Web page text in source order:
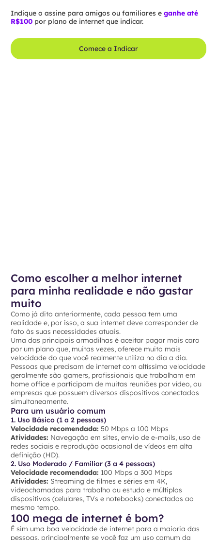
Indique o assine para amigos ou familiares eganhe até
R$100 por plano de internet que indicar.
Comece a Indicar
Como escolher a melhor internet
para minha realidade e não gastar
muito
Como já dito anteriormente, cada pessoa tem uma
realidade e, por isso, a sua internet deve corresponder de
fato às suas necessidades atuais.
Uma das principais armadilhas é aceitar pagar mais caro
por um plano que, muitas vezes, oferece muito mais
velocidade do que você realmente utiliza no dia a dia.
Pessoas que precisam de internet com altíssima velocidade
geralmente são gamers, profissionais que trabalham em
home office e participam de muitas reuniões por vídeo, ou
empresas que possuem diversos dispositivos conectados
simultaneamente.
Para um usuário comum
1. Uso Básico (1 a 2 pessoas)
Velocidade recomendada: 50 Mbps a 100 Mbps
Atividades: Navegação em sites, envio de e-mails, uso de
redes sociais e reprodução ocasional de vídeos em alta
definição (HD).
2. Uso Moderado / Familiar (3 a 4 pessoas)
Velocidade recomendada: 100 Mbps a 300 Mbps
Atividades: Streaming de filmes e séries em 4K,
videochamadas para trabalho ou estudo e múltiplos
dispositivos (celulares, TVs e notebooks) conectados ao
mesmo tempo.
100 mega de internet é bom?
É sim uma boa velocidade de internet para a maioria das
pessoas, principalmente se você faz um uso comum da